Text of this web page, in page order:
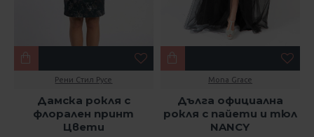
Рени Стил Русе
Дамска рокля с
флорален принт
Цвети
Mona Grace
Дълга официална
рокля с пайети и тюл
NANCY